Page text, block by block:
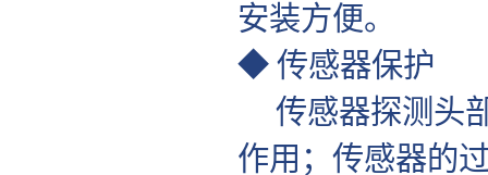
安装方便。
◆ 传感器保护
传感器探测头
作用；传感器的